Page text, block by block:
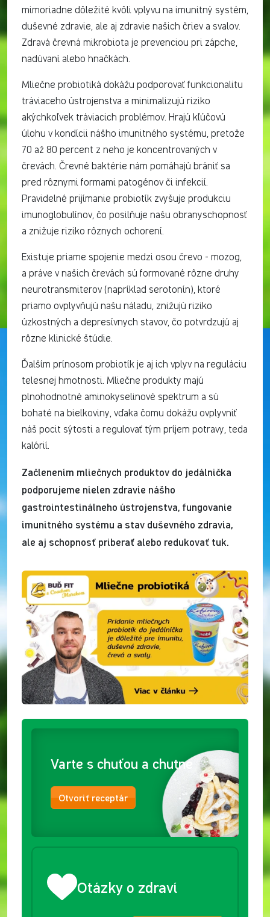
mimoriadne dôležité kvôli vplyvu na imunitný systém,
duševné zdravie, ale aj zdravie našich čriev a svalov.
Zdravá črevná mikrobiota je prevenciou pri zápche,
nadúvaní alebo hnačkách.
Mliečne probiotiká dokážu podporovať funkcionalitu
tráviaceho ústrojenstva a minimalizujú riziko
akýchkoľvek tráviacich problémov. Hrajú kľúčovú
úlohu v kondícii nášho imunitného systému, pretože
70 až 80 percent z neho je koncentrovaných v
črevách. Črevné baktérie nám pomáhajú brániť sa
pred rôznymi formami patogénov či infekcií.
Pravidelné prijímanie probiotík zvyšuje produkciu
imunoglobulínov, čo posilňuje našu obranyschopnosť
a znižuje riziko rôznych ochorení.
Existuje priame spojenie medzi osou črevo - mozog,
a práve v našich črevách sú formované rôzne druhy
neurotransmiterov (napríklad serotonín), ktoré
priamo ovplyvňujú našu náladu, znižujú riziko
úzkostných a depresívnych stavov, čo potvrdzujú aj
rôzne klinické štúdie.
Ďalším prínosom probiotík je aj ich vplyv na reguláciu
telesnej hmotnosti. Mliečne produkty majú
plnohodnotné aminokyselinové spektrum a sú
bohaté na bielkoviny, vďaka čomu dokážu ovplyvniť
náš pocit sýtosti a regulovať tým príjem potravy, teda
kalórií.
Začlenením mliečnych produktov do jedálnička
podporujeme nielen zdravie nášho
gastrointestinálneho ústrojenstva, fungovanie
imunitného systému a stav duševného zdravia,
ale aj schopnosť priberať alebo redukovať tuk.
Varte s chuťou a chutne
Otvoriť receptár
Otázky o zdraví